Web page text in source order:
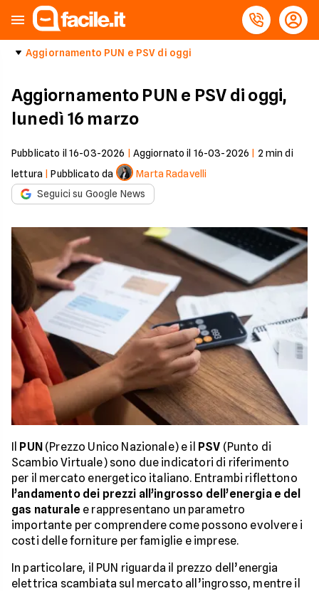
Aggiornamento PUN e PSV di oggi
Aggiornamento PUN e PSV di oggi,
lunedì 16 marzo
Pubblicato il 16-03-2026 Aggiornato il 16-03-2026 2 min di
lettura |Pubblicato da
Marta Radavelli
Seguici su Google News
Il PUN(Prezzo Unico Nazionale) e il PSV (Punto di
Scambio Virtuale) sono due indicatori di riferimento
per il mercato energetico italiano. Entrambi riflettono
l’andamento dei prezzi all’ingrosso dell’energia e del
gas naturale e rappresentano un parametro
importante per comprendere come possono evolvere i
costi delle forniture per famiglie e imprese.
In particolare, il PUN riguarda il prezzo dell’energia
elettrica scambiata sul mercato all’ingrosso, mentre il